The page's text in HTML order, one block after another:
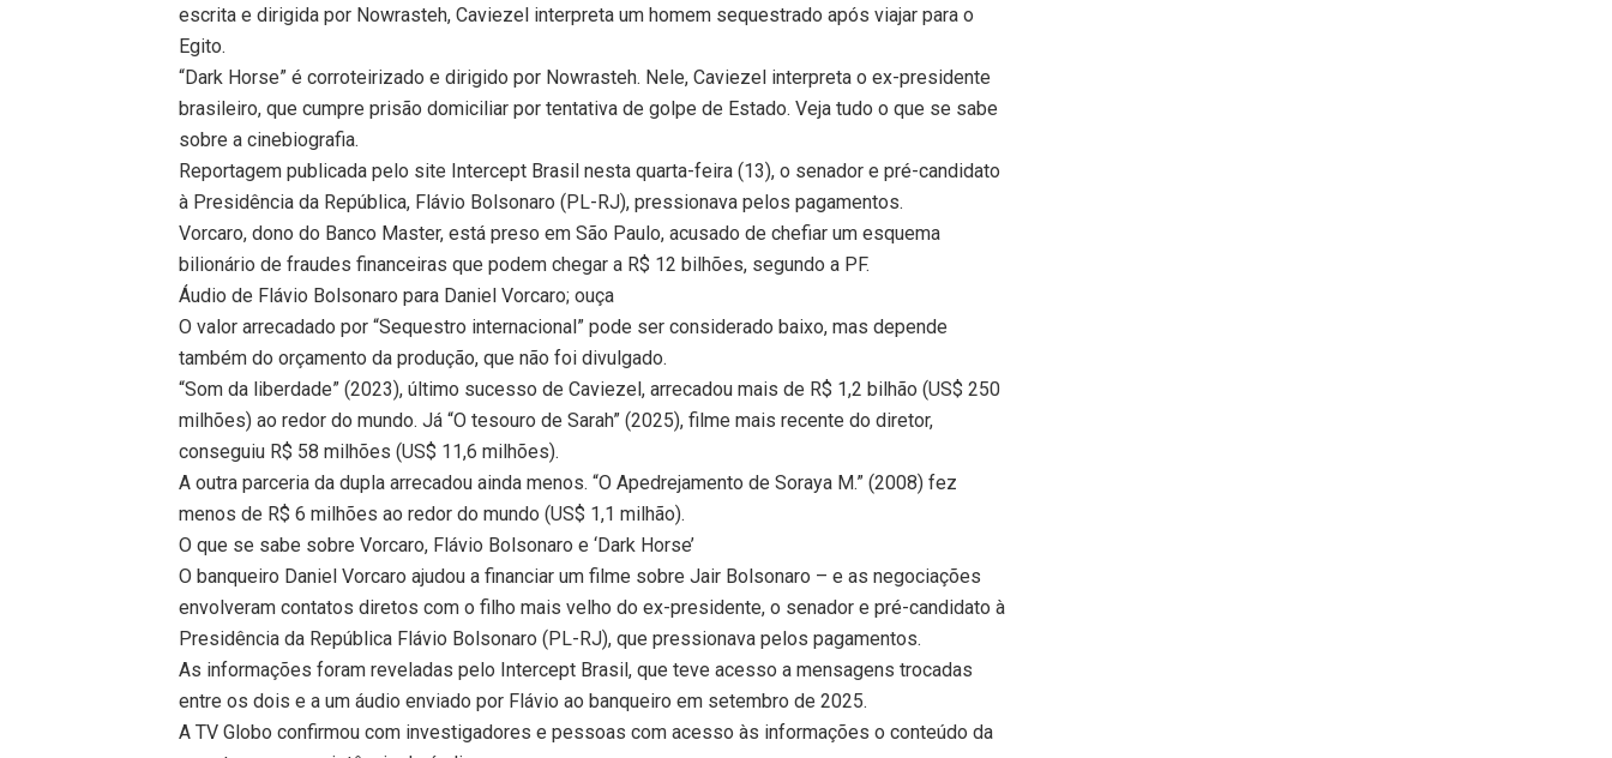
escrita e dirigida por Nowrasteh, Caviezel interpreta um homem sequestrado após viajar para o
Egito.
“Dark Horse” é corroteirizado e dirigido por Nowrasteh. Nele, Caviezel interpreta o ex-presidente
brasileiro, que cumpre prisão domiciliar por tentativa de golpe de Estado. Veja tudo o que se sabe
sobre a cinebiografia.
Reportagem publicada pelo site Intercept Brasil nesta quarta-feira (13), o senador e pré-candidato
à Presidência da República, Flávio Bolsonaro (PL-RJ), pressionava pelos pagamentos.
Vorcaro, dono do Banco Master, está preso em São Paulo, acusado de chefiar um esquema
bilionário de fraudes financeiras que podem chegar a R$ 12 bilhões, segundo a PF.
Áudio de Flávio Bolsonaro para Daniel Vorcaro; ouça
O valor arrecadado por “Sequestro internacional” pode ser considerado baixo, mas depende
também do orçamento da produção, que não foi divulgado.
“Som da liberdade” (2023), último sucesso de Caviezel, arrecadou mais de R$ 1,2 bilhão (US$ 250
milhões) ao redor do mundo. Já “O tesouro de Sarah” (2025), filme mais recente do diretor,
conseguiu R$ 58 milhões (US$ 11,6 milhões).
A outra parceria da dupla arrecadou ainda menos. “O Apedrejamento de Soraya M.” (2008) fez
menos de R$ 6 milhões ao redor do mundo (US$ 1,1 milhão).
O que se sabe sobre Vorcaro, Flávio Bolsonaro e ‘Dark Horse’
O banqueiro Daniel Vorcaro ajudou a financiar um filme sobre Jair Bolsonaro – e as negociações
envolveram contatos diretos com o filho mais velho do ex-presidente, o senador e pré-candidato à
Presidência da República Flávio Bolsonaro (PL-RJ), que pressionava pelos pagamentos.
As informações foram reveladas pelo Intercept Brasil, que teve acesso a mensagens trocadas
entre os dois e a um áudio enviado por Flávio ao banqueiro em setembro de 2025.
A TV Globo confirmou com investigadores e pessoas com acesso às informações o conteúdo da